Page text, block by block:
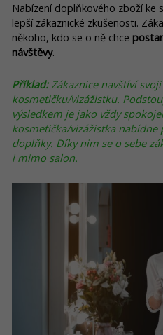
Nabízení doplňkového zboží ke
lepší zákaznické zkušenosti.
někoho, kdo se o ně chce
návštěvy.
Příklad:Zákaznice navštíví
kosmetičku/vizážistku.
výsledkem je jako vždy
kosmetička/vizážistka
doplňky. Díky nim se o sebe
i mimo salon.